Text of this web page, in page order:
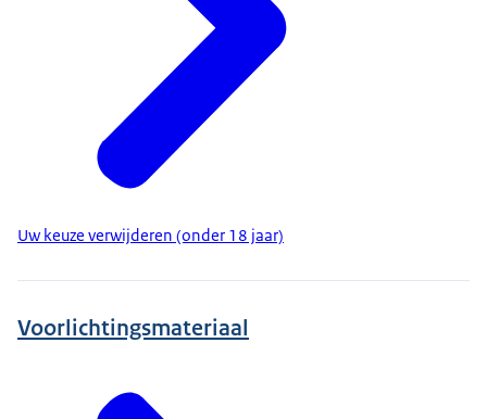
Uw keuze verwijderen (onder 18 jaar)
Voorlichtingsmateriaal